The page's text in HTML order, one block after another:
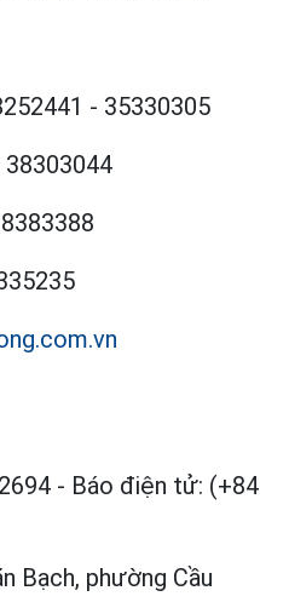
- 35330305
- Báo điện tử: (+84
Bạch, phường Cầu